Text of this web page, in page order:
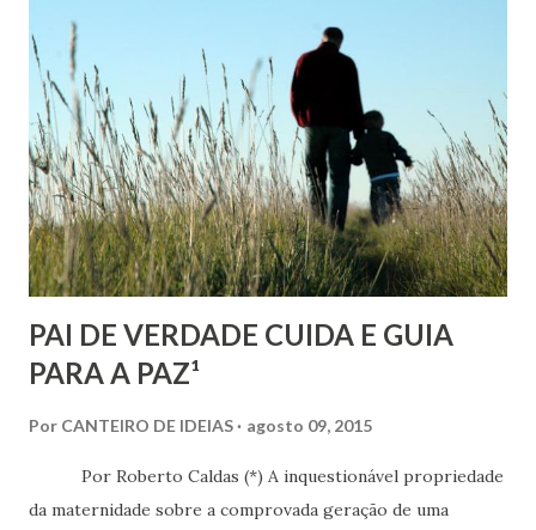
sermos alunos eficazes nessa escola de aprendizagem que
é o nosso amado planeta, se não soubermos adotar e
praticar metodologias adequadas?
PAI DE VERDADE CUIDA E GUIA
PARA A PAZ¹
Por CANTEIRO DE IDEIAS agosto 09, 2015
Por Roberto Caldas (*) A inquestionável propriedade
da maternidade sobre a comprovada geração de uma